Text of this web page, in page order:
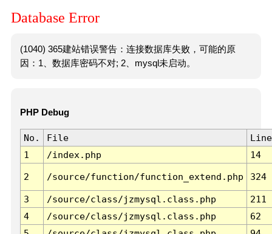
Database Error
(1040) 365建站错误警告：连接数据库失败，可能的原
因：1、数据库密码不对; 2、mysql未启动。
PHP Debug
No. File
Line
1
/index.php 14
2 /source/function/function_extend.php 324
3 /source/class/jzmysql.class.php
211
4
/source/class/jzmysql.class.php
62